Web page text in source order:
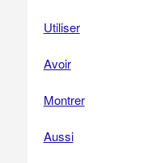
Utiliser
Avoir
Montrer
Aussi